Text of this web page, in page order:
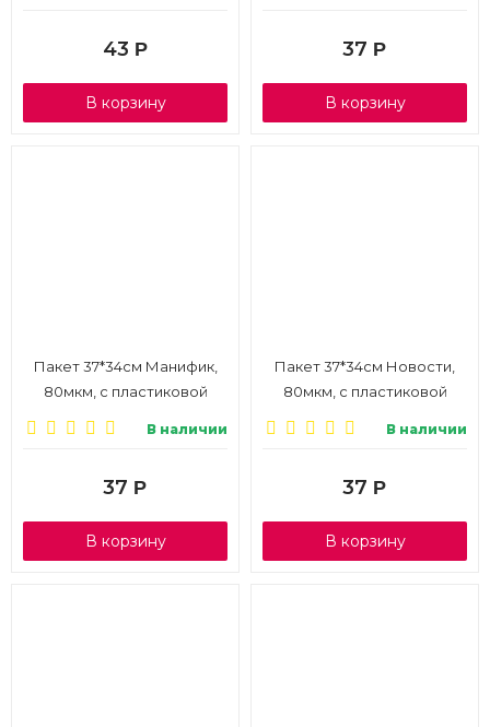
43 Р
В корзину
37 Р
В корзину
Пакет 37*34см Манифик,
80мкм, с пластиковой
В наличии
37 Р
В корзину
Пакет 37*34см Новости,
80мкм, с пластиковой
В наличии
37 Р
В корзину